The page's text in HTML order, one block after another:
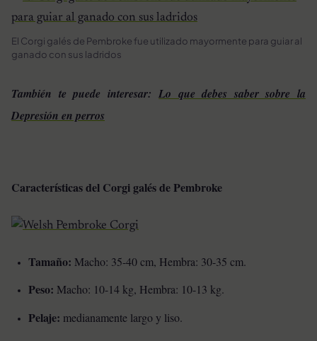
El Corgi galés de Pembroke fue utilizado mayormente para guiar al
ganado con sus ladridos
También te puede interesar:Lo que debes saber sobre la
Depresión en perros
Características del Corgi galés de Pembroke
Tamaño: Macho: 35-40 cm, Hembra: 30-35 cm.
Peso: Macho: 10-14 kg, Hembra: 10-13 kg.
Pelaje: medianamente largo y liso.